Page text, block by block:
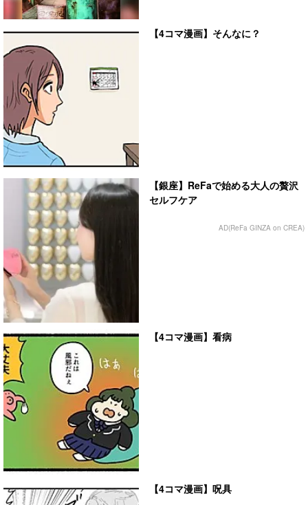
【4コマ漫画】そんなに？
【銀座】ReFaで始める大人の贅沢
セルフケア
AD(ReFa GINZA on CREA)
【4コマ漫画】看病
【4コマ漫画】呪具